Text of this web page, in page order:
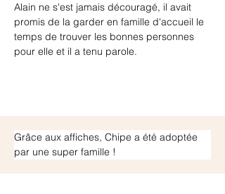
Alain ne s'est jamais découragé, il avait
promis de la garder en famille d'accueil le
temps de trouver les bonnes personnes
pour elle et il a tenu parole.
Grâce aux affiches, Chipe a été adoptée
par une super famille !